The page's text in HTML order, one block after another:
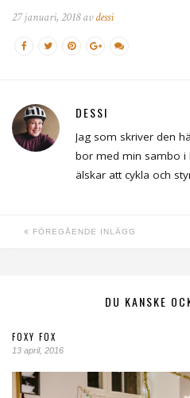
27 januari, 2018 avdessi
DESSI
Jag som skriver den
bor med min sambo i
älskar att cykla och
FÖREGÅENDE INLÄGG
DU KANSKE
FOXY FOX
13 april, 2016